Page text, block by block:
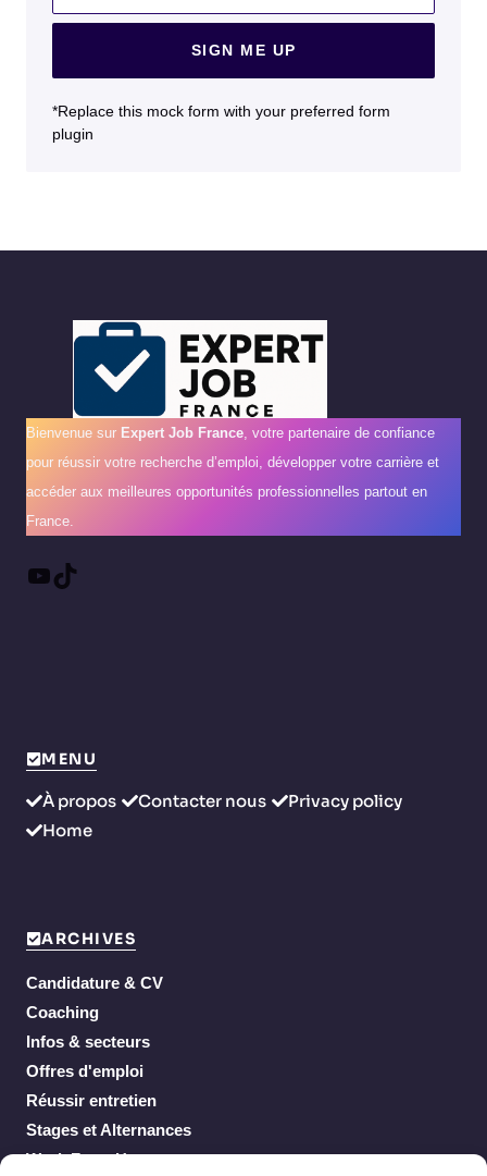
SIGN ME UP
*Replace this mock form with your preferred form
plugin
Bienvenue sur Expert Job France , votre partenaire de confiance
pour réussir votre recherche d’emploi, développer votre carrière et
accéder aux meilleures opportunités professionnelles partout en
France.
YouTube
TikTok
MENU
À propos Contacter nous
Privacy policy
Home
ARCHIVES
Candidature & CV
Coaching
Infos & secteurs
Offres d'emploi
Réussir entretien
Stages et Alternances
Work From Home